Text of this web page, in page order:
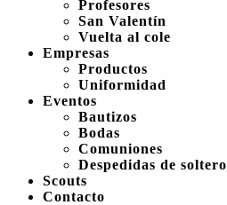
Profesores
San Valentín
Vuelta al cole
Empresas
Productos
Uniformidad
Eventos
Bautizos
Bodas
Comuniones
Despedidas de soltero
Scouts
Contacto